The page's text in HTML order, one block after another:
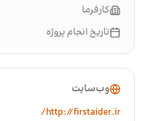
کارفرما
تاریخ انجام پروژه
وب‌سایت
http://firstaider.ir/